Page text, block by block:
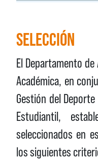
SELECCIÓN
El Departamento
Académica, en
Gestión del
Estudiantil,
seleccionados en
los siguientes